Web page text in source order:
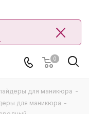
0
для маникюра -
для маникюра -